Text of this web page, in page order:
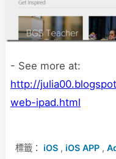
- See more at:
http://
web-ipad.html
標籤： iOS , iOS APP ,